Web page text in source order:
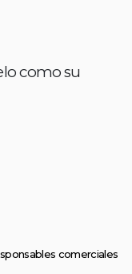
como su
comerciales